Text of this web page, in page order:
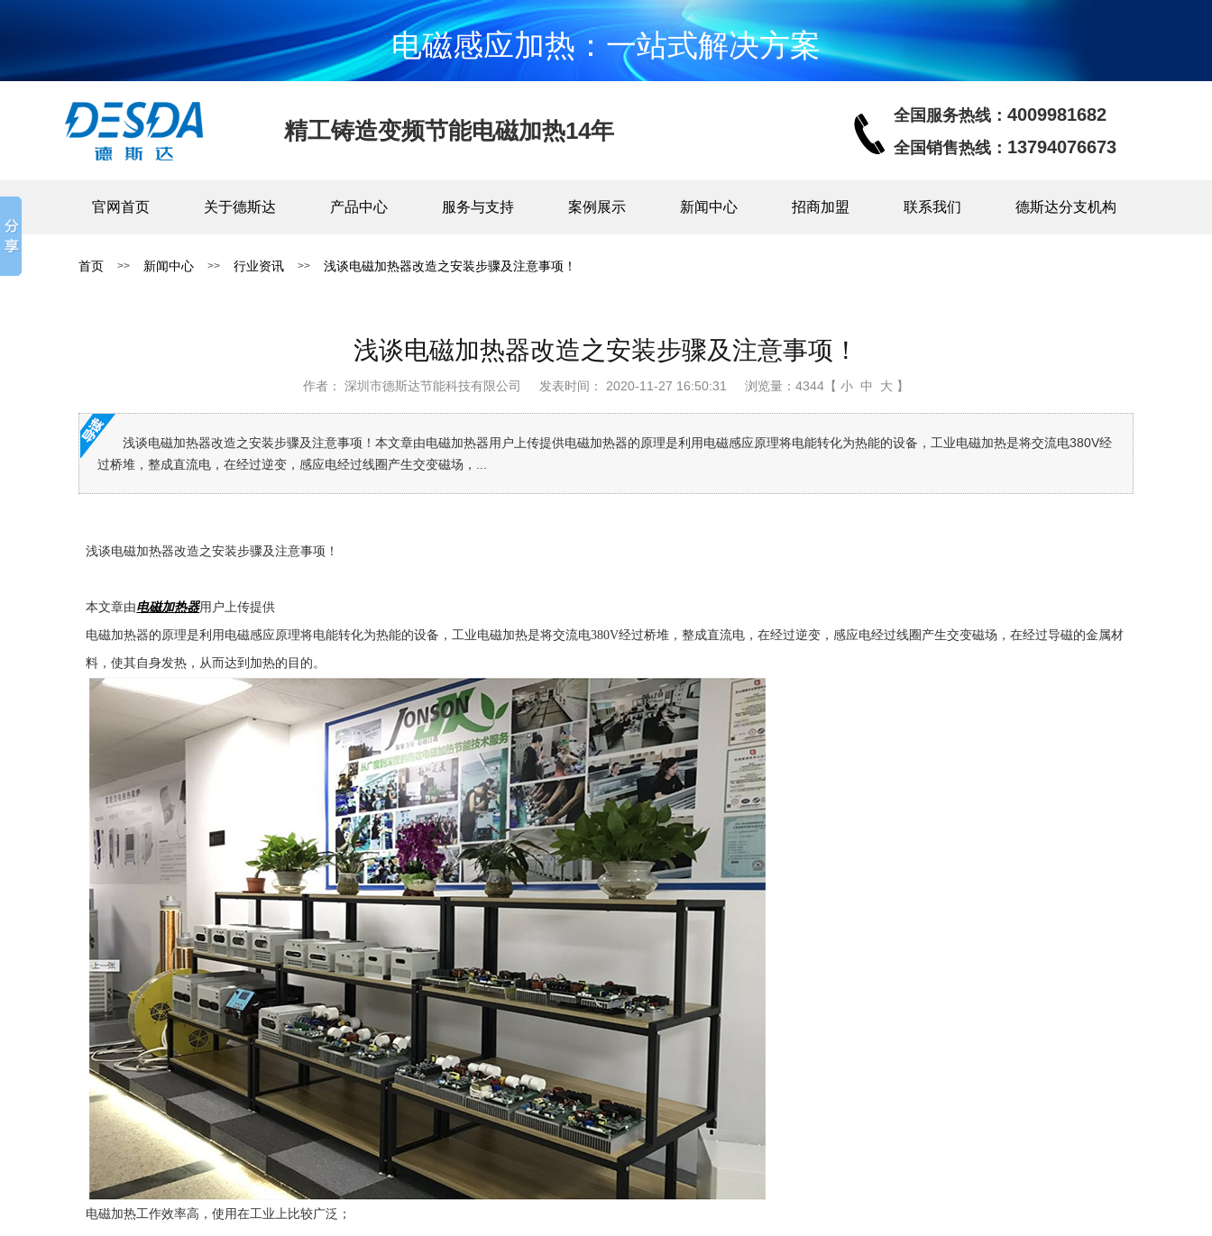
电磁感应加热：一站式解决方案
精工铸造变频节能电磁加热14年
全国服务热线： 4009981682
全国销售热线： 13794076673
官网首页 关于德斯达 产品中心 服务与支持 案例展示 新闻中心 招商加盟 联系我们 德斯达分支机构
首页 >> 新闻中心 >> 行业资讯 >> 浅谈电磁加热器改造之安装步骤及注意事项！
浅谈电磁加热器改造之安装步骤及注意事项！
作者： 深圳市德斯达节能科技有限公司 发表时间： 2020-11-27 16:50:31 浏览量：4344【 小 中 大 】
浅谈电磁加热器改造之安装步骤及注意事项！本文章由电磁加热器用户上传提供电磁加热器的原理是利用电磁感应原理将电能转化为热能的设备，工业电磁加热是将交流电380V经
过桥堆，整成直流电，在经过逆变，感应电经过线圈产生交变磁场，...
浅谈电磁加热器改造之安装步骤及注意事项！
本文章由电磁加热器用户上传提供
电磁加热器的原理是利用电磁感应原理将电能转化为热能的设备，工业电磁加热是将交流电380V经过桥堆，整成直流电，在经过逆变，感应电经过线圈产生交变磁场，在经过导磁的金属材
料，使其自身发热，从而达到加热的目的。
电磁加热工作效率高，使用在工业上比较广泛；